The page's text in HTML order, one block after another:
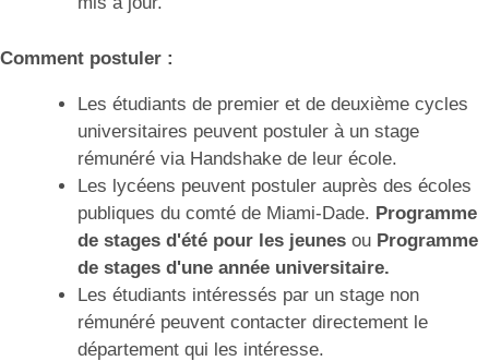
Comment postuler :
Les étudiants de premier et de deuxième cycles
universitaires peuvent postuler à un stage
rémunéré via Handshake de leur école.
Les lycéens peuvent postuler auprès des écoles
publiques du comté de Miami-Dade. Programme
de stages d'été pour les jeunes ou Programme
de stages d'une année universitaire.
Les étudiants intéressés par un stage non
rémunéré peuvent contacter directement le
département qui les intéresse.